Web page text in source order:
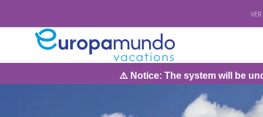
Notice: The system will be under maintenance on